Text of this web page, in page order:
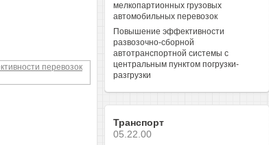
мелкопартионных грузовых
автомобильных перевозок
Повышение эффективности
развозочно-сборной
автотранспортной системы с
центральным пунктом погрузки-
разгрузки
Транспорт
05.22.00